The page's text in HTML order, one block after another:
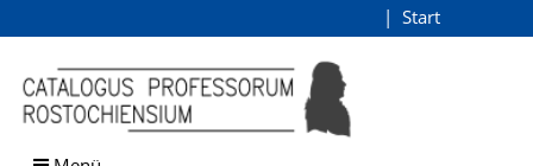
Browsen
direkt zum Inhalt
Start